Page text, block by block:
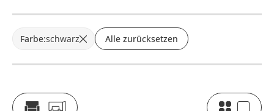
Farbe:schwarz Alle zurücksetzen